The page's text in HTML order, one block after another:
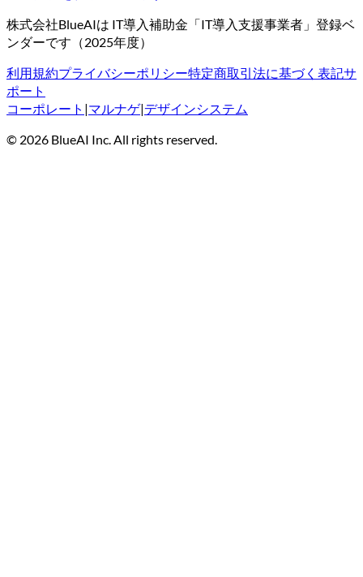
株式会社BlueAIは IT導入補助金「IT導入支援事業者」登録ベ
ンダーです（2025年度）
利用規約プライバシーポリシー特定商取引法に基づく表記サ
ポート
コーポレート |マルナゲ|デザインシステム
© 2026 BlueAI Inc. All rights reserved.